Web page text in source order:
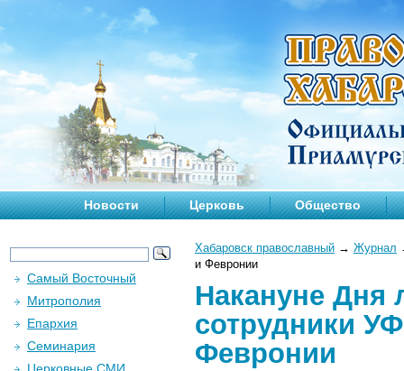
Новости Церковь Общество
Хабаровск православный → Журнал
и Февронии
Накануне Дня
сотрудники
Февронии
Самый Восточный
Митрополия
Епархия
Семинария